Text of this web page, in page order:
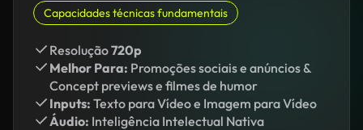
Capacidades técnicas fundamentais
Resolução720p
Melhor Para: Promoções sociais e anúncios &
Concept previews e filmes de humor
Inputs: Texto para Vídeo e Imagem para Vídeo
Áudio: Inteligência Intelectual Nativa